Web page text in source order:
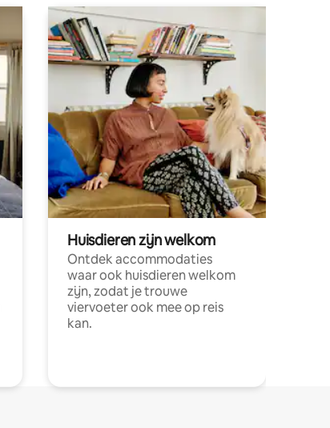
Huisdieren zijn welkom
Ontdek accommodaties
waar ook huisdieren welkom
zijn, zodat je trouwe
viervoeter ook mee op reis
kan.